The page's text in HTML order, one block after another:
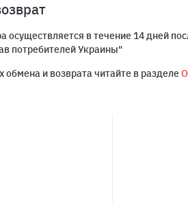
осуществляется в течение 14 дней
потребителей Украины"
обмена и возврата читайте в разделе